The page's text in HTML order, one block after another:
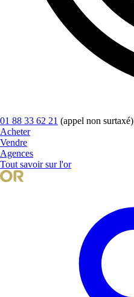
01 88 33 62 21 (appel non surtaxé)
Acheter
Vendre
Agences
Tout savoir sur l'or